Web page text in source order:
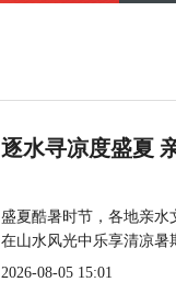
逐水寻凉度盛夏
盛夏酷暑时节，各地亲水
在山水风光中乐享清凉暑
2026-08-05 15:01